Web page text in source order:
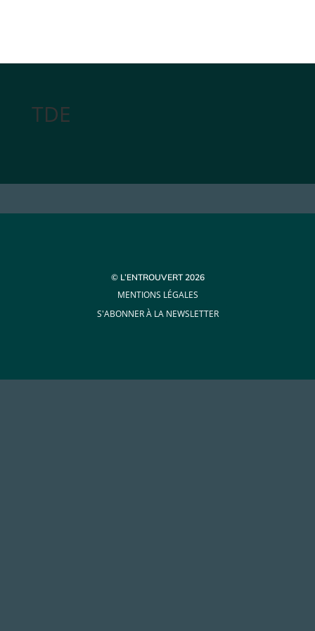
TDE
© L’ENTROUVERT 2026
MENTIONS LÉGALES
S'ABONNER À LA NEWSLETTER